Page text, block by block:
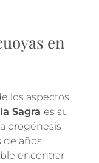
en
los aspectos
Sagra es su
orogénesis
de años.
encontrar